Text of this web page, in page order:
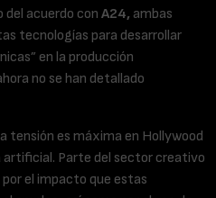
del acuerdo con A24, ambas
tecnologías para desarrollar
en la producción
no se han detallado
tensión es máxima en Hollywood
artificial. Parte del sector creativo
el impacto que estas